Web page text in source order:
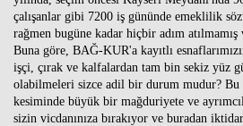
çalışanlar gibi 7200 iş gününde emeklilik
rağmen bugüne kadar hiçbir adım atılmamış
Buna göre, BAĞ-KUR'a kayıtlı
işçi, çırak ve kalfalardan tam bin sekiz yüz
olabilmeleri sizce adil bir durum mudur? Bu
kesiminde büyük bir mağduriyete ve
sizin vicdanınıza bırakıyor ve buradan